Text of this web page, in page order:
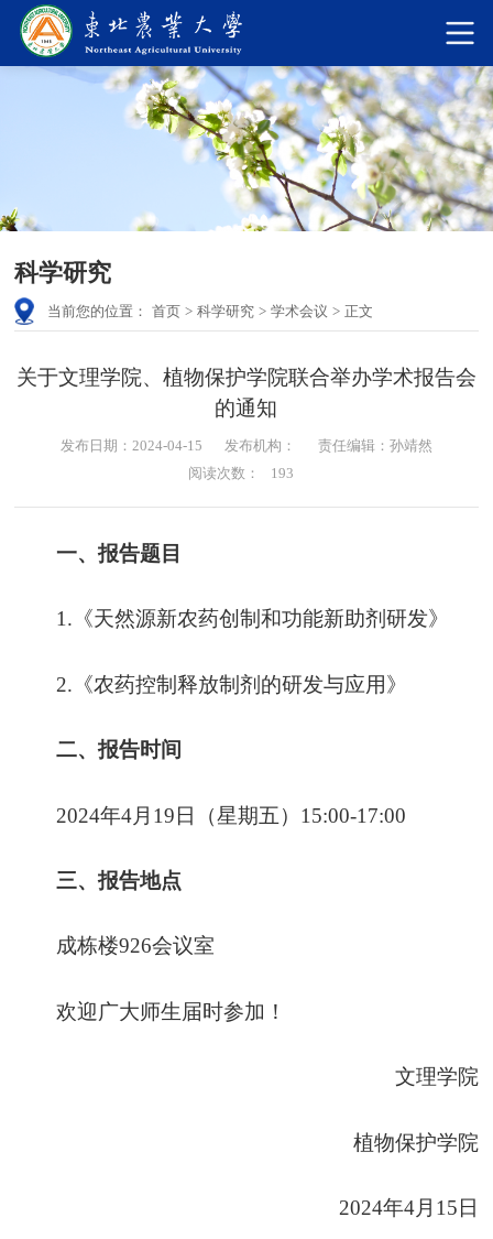
科学研究
当前您的位置： 首页 > 科学研究 > 学术会议 > 正文
关于文理学院、植物保护学院联合举办学术报告会
的通知
发布日期：2024-04-15 发布机构：
责任编辑：孙靖然
阅读次数：
193
一、报告题目
1.《天然源新农药创制和功能新助剂研发》
2.《农药控制释放制剂的研发与应用》
二、报告时间
2024年4月19日（星期五）15:00-17:00
三、报告地点
成栋楼926会议室
欢迎广大师生届时参加！
文理学院
植物保护学院
2024年4月15日